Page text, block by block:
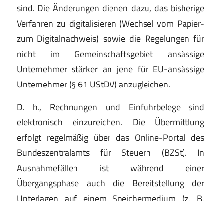
sind. Die Änderungen dienen dazu, das bisherige
Verfahren zu digitalisieren (Wechsel vom Papier-
zum Digitalnachweis) sowie die Regelungen für
nicht im Gemeinschaftsgebiet ansässige
Unternehmer stärker an jene für EU-ansässige
Unternehmer (§ 61 UStDV) anzugleichen.
D. h., Rechnungen und Einfuhrbelege sind
elektronisch einzureichen. Die Übermittlung
erfolgt regelmäßig über das Online-Portal des
Bundeszentralamts für Steuern (BZSt). In
Ausnahmefällen ist während einer
Übergangsphase auch die Bereitstellung der
Unterlagen auf einem Speichermedium (z. B.